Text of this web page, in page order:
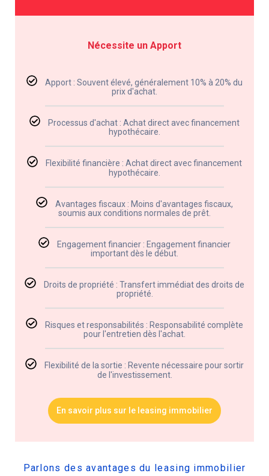
Nécessite un Apport
Apport : Souvent élevé, généralement 10% à 20% du
prix d'achat.
Processus d'achat : Achat direct avec financement
hypothécaire.
Flexibilité financière : Achat direct avec financement
hypothécaire.
Avantages fiscaux : Moins d'avantages fiscaux,
soumis aux conditions normales de prêt.
Engagement financier : Engagement financier
important dès le début.
Droits de propriété : Transfert immédiat des droits de
propriété.
Risques et responsabilités : Responsabilité complète
pour l'entretien dès l'achat.
Flexibilité de la sortie : Revente nécessaire pour sortir
de l'investissement.
En savoir plus sur le leasing immobilier
Parlons des avantages du leasing immobilier​